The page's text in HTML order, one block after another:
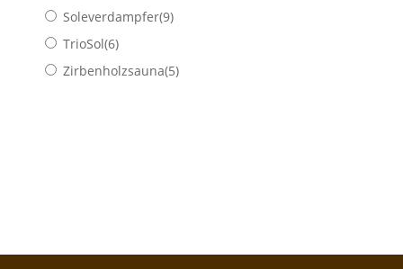
Soleverdampfer(9)
TrioSol(6)
Zirbenholzsauna(5)